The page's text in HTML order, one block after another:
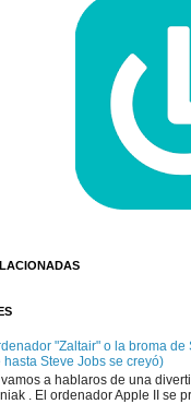
"Zaltair" o la broma de
hasta Steve Jobs se creyó)
a hablaros de una
. El ordenador Apple II se